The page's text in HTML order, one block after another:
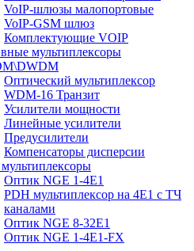
VoIP-шлюзы малопортовые
VoIP-GSM шлюз
Комплектующие VOIP
мультиплексоры
Оптический мультиплексор
WDM-16 Транзит
Усилители мощности
Линейные усилители
Предусилители
Компенсаторы дисперсии
Оптик NGE 1-4E1
PDH мультиплексор на 4Е1 с ТЧ
каналами
Оптик NGE 8-32E1
Оптик NGE 1-4E1-FX